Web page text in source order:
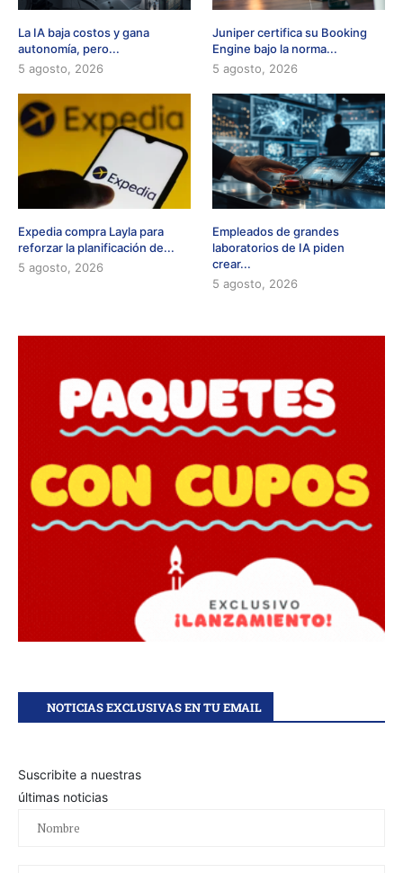
La IA baja costos y gana
autonomía, pero...
5 agosto, 2026
Juniper certifica su Booking
Engine bajo la norma...
5 agosto, 2026
Expedia compra Layla para
reforzar la planificación de...
5 agosto, 2026
Empleados de grandes
laboratorios de IA piden
crear...
5 agosto, 2026
NOTICIAS EXCLUSIVAS EN TU EMAIL
Suscribite a nuestras
últimas noticias